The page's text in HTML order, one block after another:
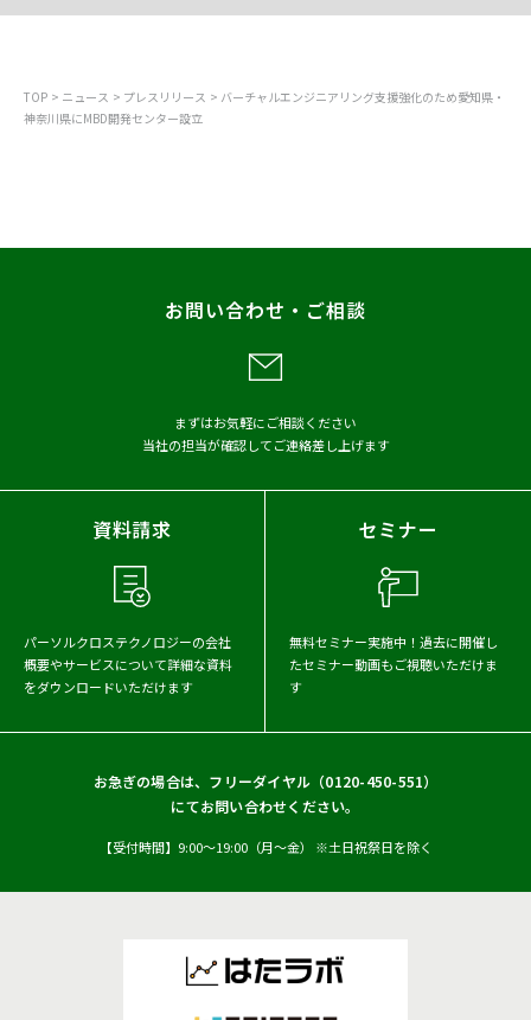
メディア掲載
2026年 2025年
2024年
2023年
2022年
2021年
2020年
2018年
2017年
TOP ニュース プレスリリース
バーチャルエンジニアリング支援強化のため愛知県・
神奈川県にMBD開発センター設立
お問い合わせ・ご相談
まずはお気軽にご相談ください
当社の担当が確認してご連絡差し上げます
資料請求
パーソルクロステクノロジーの会社
概要やサービスについて詳細な資料
をダウンロードいただけます
セミナー
無料セミナー実施中！ 過去に開催し
たセミナー動画もご視聴いただけま
す
お急ぎの場合は、フリーダイヤル（0120-450-551）
にてお問い合わせください。
【受付時間】9:00〜19:00（月〜金） ※土日祝祭日を除く